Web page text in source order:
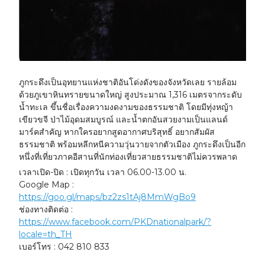
ภูกระดึงเป็นอุทยานแห่งชาติอันโด่งดังของจังหวัดเลย รายล้อม
ด้วยภูเขาหินทรายขนาดใหญ่ สูงประมาณ 1,316 เมตรจากระดับ
น้ำทะเล ขึ้นชื่อเรื่องความงดงามของธรรมชาติ โดยมีทุ่งหญ้า
เขียวขจี ป่าไม้อุดมสมบูรณ์ และน้ำตกอันสวยงามเป็นแลนด์
มาร์คสำคัญ หากใครอยากสูดอากาศบริสุทธิ์ อยากสัมผัส
ธรรมชาติ พร้อมหลีกหนีความวุ่นวายจากตัวเมือง ภูกระดึงเป็นอีก
หนึ่งที่เที่ยวภาคอีสานที่นักท่องเที่ยวสายธรรมชาติไม่ควรพลาด
เวลาเปิด-ปิด : เปิดทุกวัน เวลา 06.00-13.00 น.
Google Map :
https://goo.gl/maps/bz2zs1tAj8MmWgBo9
ช่องทางติดต่อ :
https://www.facebook.com/PKDnationalpark/?
locale=th_TH
เบอร์โทร : 042 810 833